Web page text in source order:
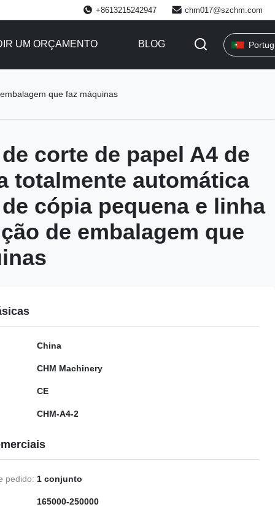
+8613215242947 chm017@szchm.com
UM ORÇAMENTO BLOG
que faz máquinas
corte de papel A4 de
totalmente automática
cópia pequena e linha
de embalagem que
China
CHM Machinery
CE
CHM-A4-2
pedido: 1 conjunto
165000-250000